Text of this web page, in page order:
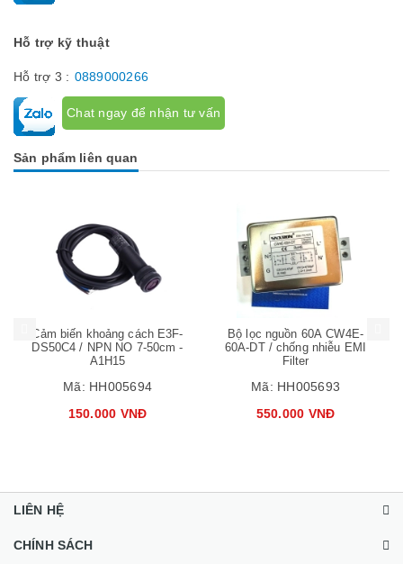
Hỗ trợ kỹ thuật
Hỗ trợ 3 : 0889000266
Chat ngay để nhận tư vấn
Sản phẩm liên quan
Cảm biến khoảng cách E3F-
DS50C4 / NPN NO 7-50cm -
A1H15
Mã: HH005694
150.000 VNĐ
Bộ lọc nguồn 60A CW4E-
60A-DT / chống nhiễu EMI
Filter
Mã: HH005693
550.000 VNĐ
Mua hàng
LIÊN HỆ
CHÍNH SÁCH